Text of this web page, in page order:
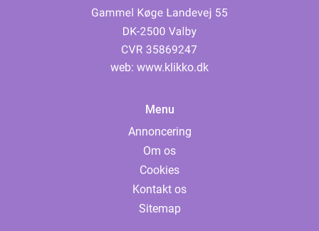
web: www.klikko.dk
Menu
Annoncering
Om os
Cookies
Kontakt os
Sitemap